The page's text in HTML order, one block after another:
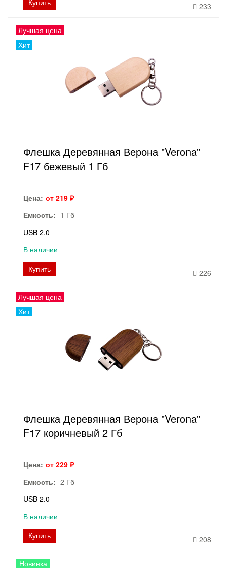
Купить 233
Лучшая цена
Хит
Флешка Деревянная Верона "Verona"
F17 бежевый 1 Гб
Цена: от 219 ₽
Емкость: 1 Гб
USB 2.0
В наличии
Купить
226
Лучшая цена
Хит
Флешка Деревянная Верона "Verona"
F17 коричневый 2 Гб
Цена: от 229 ₽
Емкость: 2 Гб
USB 2.0
В наличии
Купить
208
Новинка